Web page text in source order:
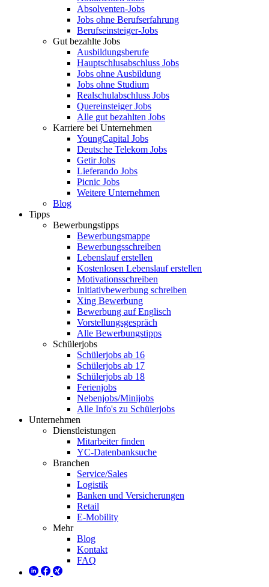
Absolventen-Jobs
Jobs ohne Berufserfahrung
Berufseinsteiger-Jobs
Gut bezahlte Jobs
Ausbildungsberufe
Hauptschlusabschluss Jobs
Jobs ohne Ausbildung
Jobs ohne Studium
Realschulabschluss Jobs
Quereinsteiger Jobs
Alle gut bezahlten Jobs
Karriere bei Unternehmen
YoungCapital Jobs
Deutsche Telekom Jobs
Getir Jobs
Lieferando Jobs
Picnic Jobs
Weitere Unternehmen
Blog
Tipps
Bewerbungstipps
Bewerbungsmappe
Bewerbungsschreiben
Lebenslauf erstellen
Kostenlosen Lebenslauf erstellen
Motivationsschreiben
Initiativbewerbung schreiben
Xing Bewerbung
Bewerbung auf Englisch
Vorstellungsgespräch
Alle Bewerbungstipps
Schülerjobs
Schülerjobs ab 16
Schülerjobs ab 17
Schülerjobs ab 18
Ferienjobs
Nebenjobs/Minijobs
Alle Info's zu Schülerjobs
Unternehmen
Dienstleistungen
Mitarbeiter finden
YC-Datenbanksuche
Branchen
Service/Sales
Logistik
Banken und Versicherungen
Retail
E-Mobility
Mehr
Blog
Kontakt
FAQ